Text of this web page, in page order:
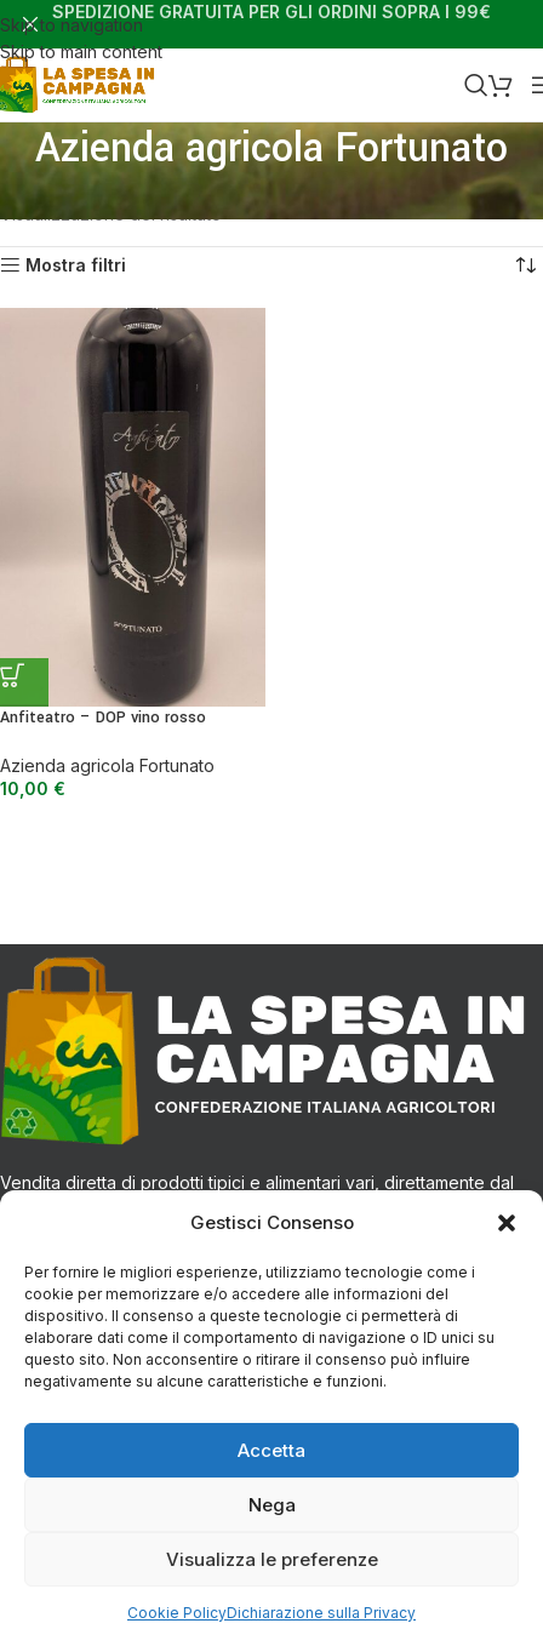
Gestisci Consenso
Per fornire le migliori esperienze, utilizziamo tecnologie come i
cookie per memorizzare e/o accedere alle informazioni del
dispositivo. Il consenso a queste tecnologie ci permetterà di
elaborare dati come il comportamento di navigazione o ID unici su
questo sito. Non acconsentire o ritirare il consenso può influire
negativamente su alcune caratteristiche e funzioni.
Accetta
Nega
Visualizza le preferenze
Cookie PolicyDichiarazione sulla Privacy
Skip to navigation
Skip to main content
SPEDIZIONE GRATUITA PER GLI ORDINI SOPRA I 99€
Azienda agricola Fortunato
Home Prodotto Produttori
Visualizzazione del risultato
Mostra filtri
Anfiteatro – DOP vino rosso
Azienda agricola Fortunato
10,00 €
Vendita diretta di prodotti tipici e alimentari vari, direttamente dal
produttore alla tua tavola.
CONTATTI
Via Eugenio Azimonti, 121 - 85050 Villa D'agri PZ
+39 348 5888298
PAGINE DEL SITO